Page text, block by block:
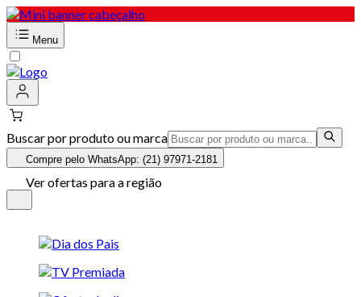
Menu
Buscar por produto ou marca
Compre pelo WhatsApp: (21) 97971-2181
Ver ofertas para a região